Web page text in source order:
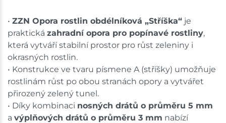
• ZZN Opora rostlin obdélníková „Stříška“ je
praktická zahradní opora pro popínavé rostliny,
která vytváří stabilní prostor pro růst zeleniny i
okrasných rostlin.
• Konstrukce ve tvaru písmene A (stříšky) umožňuje
rostlinám růst po obou stranách opory a vytvářet
přirozený zelený tunel.
• Díky kombinaci nosných drátů o průměru 5 mm
a výplňových drátů o průměru 3 mm nabízí